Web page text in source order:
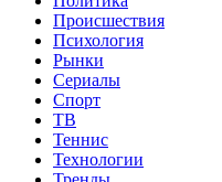
Происшествия
Психология
Рынки
Сериалы
Спорт
ТВ
Теннис
Технологии